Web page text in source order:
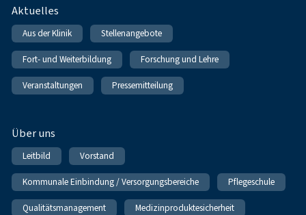
Fußnavigation
Aktuelles
Aus der Klinik Stellenangebote
Fort- und Weiterbildung Forschung und Lehre
Veranstaltungen Pressemitteilung
Über uns
Leitbild Vorstand
Kommunale Einbindung / Versorgungsbereiche Pflegeschule
Qualitätsmanagement Medizinproduktesicherheit